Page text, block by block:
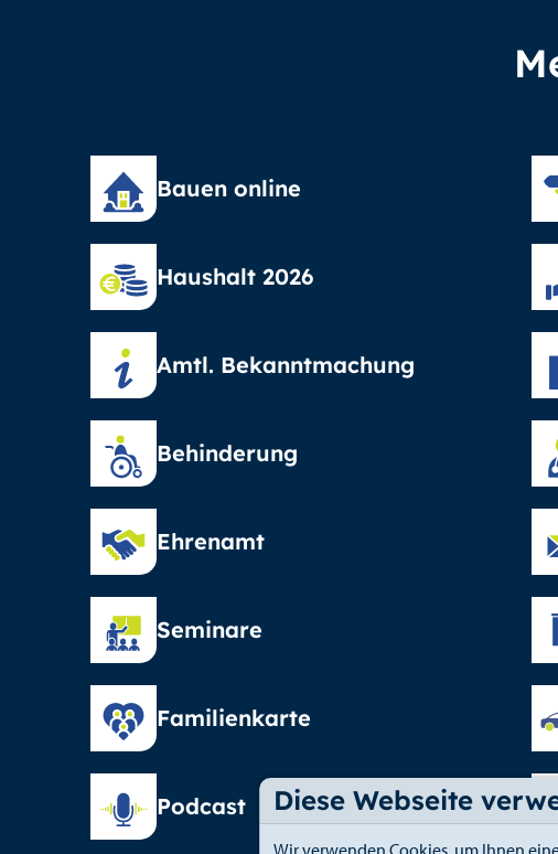
Diese Webseite
Bauen online
Haushalt 2026
Amtl. Bekanntmachung
Behinderung
Ehrenamt
Seminare
Familienkarte
Podcast